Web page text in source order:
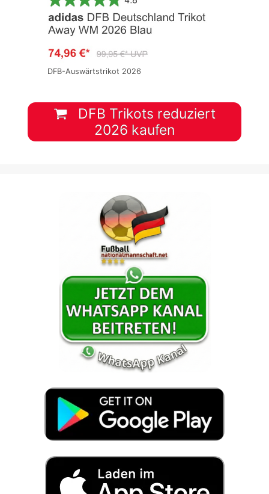
DFB-Auswärtstrikot 2026
DFB Trikots reduziert
2026 kaufen